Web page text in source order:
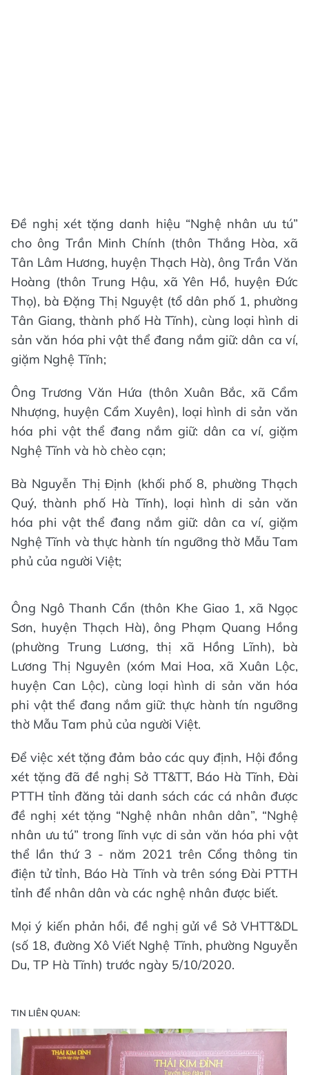
Đề nghị xét tặng danh hiệu “Nghệ nhân ưu tú”
cho ông Trần Minh Chính (thôn Thắng Hòa, xã
Tân Lâm Hương, huyện Thạch Hà), ông Trần Văn
Hoàng (thôn Trung Hậu, xã Yên Hồ, huyện Đức
Thọ), bà Đặng Thị Nguyệt (tổ dân phố 1, phường
Tân Giang, thành phố Hà Tĩnh), cùng loại hình di
sản văn hóa phi vật thể đang nắm giữ: dân ca ví,
giặm Nghệ Tĩnh;
Ông Trương Văn Hứa (thôn Xuân Bắc, xã Cẩm
Nhượng, huyện Cẩm Xuyên), loại hình di sản văn
hóa phi vật thể đang nắm giữ: dân ca ví, giặm
Nghệ Tĩnh và hò chèo cạn;
Bà Nguyễn Thị Định (khối phố 8, phường Thạch
Quý, thành phố Hà Tĩnh), loại hình di sản văn
hóa phi vật thể đang nắm giữ: dân ca ví, giặm
Nghệ Tĩnh và thực hành tín ngưỡng thờ Mẫu Tam
phủ của người Việt;
Ông Ngô Thanh Cẩn (thôn Khe Giao 1, xã Ngọc
Sơn, huyện Thạch Hà), ông Phạm Quang Hồng
(phường Trung Lương, thị xã Hồng Lĩnh), bà
Lương Thị Nguyên (xóm Mai Hoa, xã Xuân Lộc,
huyện Can Lộc), cùng loại hình di sản văn hóa
phi vật thể đang nắm giữ: thực hành tín ngưỡng
thờ Mẫu Tam phủ của người Việt.
Để việc xét tặng đảm bảo các quy định, Hội đồng
xét tặng đã đề nghị Sở TT&TT, Báo Hà Tĩnh, Đài
PTTH tỉnh đăng tải danh sách các cá nhân được
đề nghị xét tặng “Nghệ nhân nhân dân”, “Nghệ
nhân ưu tú” trong lĩnh vực di sản văn hóa phi vật
thể lần thứ 3 - năm 2021 trên Cổng thông tin
điện tử tỉnh, Báo Hà Tĩnh và trên sóng Đài PTTH
tỉnh để nhân dân và các nghệ nhân được biết.
Mọi ý kiến phản hồi, đề nghị gửi về Sở VHTT&DL
(số 18, đường Xô Viết Nghệ Tĩnh, phường Nguyễn
Du, TP Hà Tĩnh) trước ngày 5/10/2020.
TIN LIÊN QUAN: